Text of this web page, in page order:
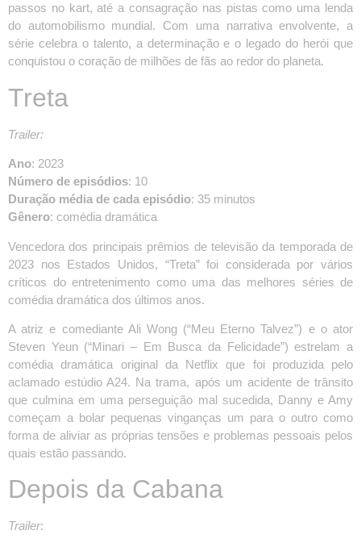
passos no kart, até a consagração nas pistas como uma lenda
do automobilismo mundial. Com uma narrativa envolvente, a
série celebra o talento, a determinação e o legado do herói que
conquistou o coração de milhões de fãs ao redor do planeta.
Treta
Trailer:
Ano: 2023
Número de episódios: 10
Duração média de cada episódio: 35 minutos
Gênero: comédia dramática
Vencedora dos principais prêmios de televisão da temporada de
2023 nos Estados Unidos, “Treta” foi considerada por vários
críticos do entretenimento como uma das melhores séries de
comédia dramática dos últimos anos.
A atriz e comediante Ali Wong (“Meu Eterno Talvez”) e o ator
Steven Yeun (“Minari – Em Busca da Felicidade”) estrelam a
comédia dramática original da Netflix que foi produzida pelo
aclamado estúdio A24. Na trama, após um acidente de trânsito
que culmina em uma perseguição mal sucedida, Danny e Amy
começam a bolar pequenas vinganças um para o outro como
forma de aliviar as próprias tensões e problemas pessoais pelos
quais estão passando.
Depois da Cabana
Trailer: